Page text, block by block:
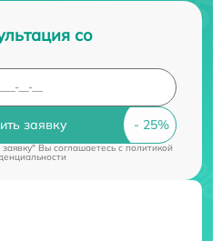
со
заявку
Вы соглашаетесь cполитикой